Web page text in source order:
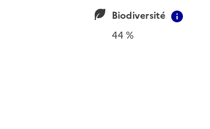
Biodiversité
44 %